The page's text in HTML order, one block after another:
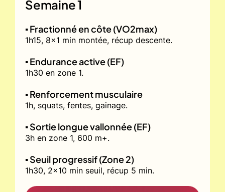
Semaine 1
▪️ Fractionné en côte (VO2max)
1h15, 8x1 min montée, récup descente.
▪️ Endurance active (EF)
1h30 en zone 1.
▪️ Renforcement musculaire
1h, squats, fentes, gainage.
▪️ Sortie longue vallonnée (EF)
3h en zone 1, 600 m+.
▪️ Seuil progressif (Zone 2)
1h30, 2x10 min seuil, récup 5 min.